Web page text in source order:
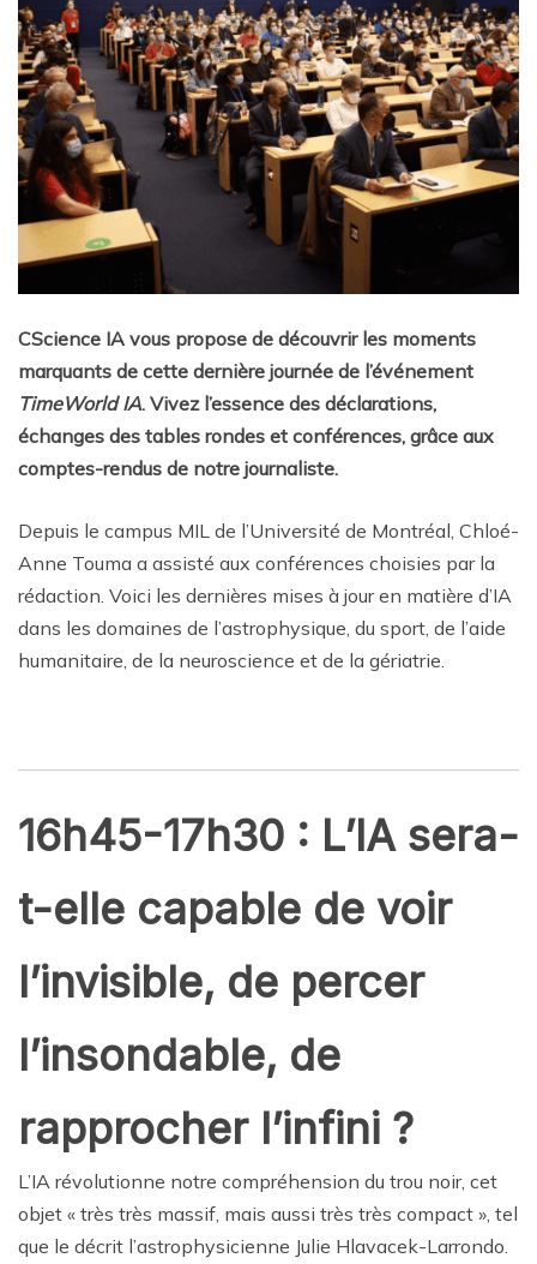
CScience IA vous propose de découvrir les moments
marquants de cette dernière journée de l’événement
TimeWorld IA. Vivez l’essence des déclarations,
échanges des tables rondes et conférences, grâce aux
comptes-rendus de notre journaliste.
Depuis le campus MIL de l’Université de Montréal, Chloé-
Anne Touma a assisté aux conférences choisies par la
rédaction. Voici les dernières mises à jour en matière d’IA
dans les domaines de l’astrophysique, du sport, de l’aide
humanitaire, de la neuroscience et de la gériatrie.
16h45-17h30 : L’IA sera-
t-elle capable de voir
l’invisible, de percer
l’insondable, de
rapprocher l’infini ?
L’IA révolutionne notre compréhension du trou noir, cet
objet « très très massif, mais aussi très très compact », tel
que le décrit l’astrophysicienne Julie Hlavacek-Larrondo.